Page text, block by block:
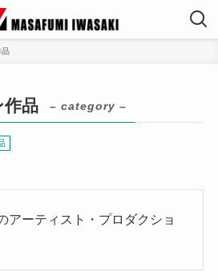
品
品 – category –
アーティスト・プロダクショ